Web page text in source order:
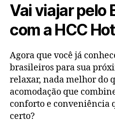
Vai viajar pelo
com a HCC
Agora que você já
brasileiros para sua
relaxar, nada melhor do
acomodação que
conforto e conveniência
certo?